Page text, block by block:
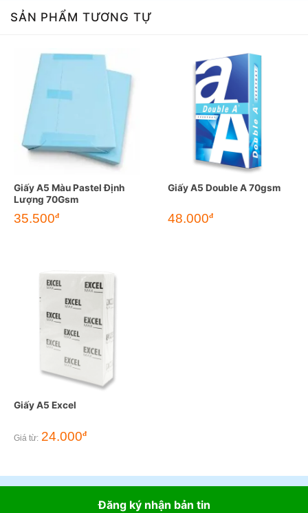
SẢN PHẨM TƯƠNG TỰ
Giấy A5 Màu Pastel Định
Lượng 70Gsm
35.500đ
Giấy A5 Double A 70gsm
48.000đ
Giấy A5 Excel
Giá từ: 24.000đ
Đăng ký nhận bản tin